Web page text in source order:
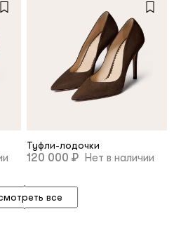
все
Туфли-лодочки
120 000 ₽ Нет в наличии